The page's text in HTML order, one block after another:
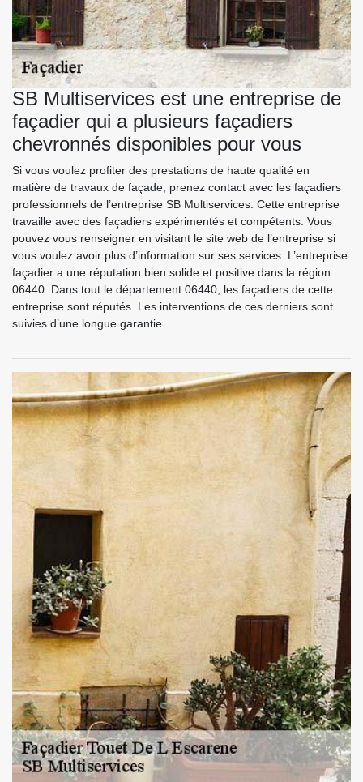
SB Multiservices est une entreprise de
façadier qui a plusieurs façadiers
chevronnés disponibles pour vous
Si vous voulez profiter des prestations de haute qualité en
matière de travaux de façade, prenez contact avec les façadiers
professionnels de l’entreprise SB Multiservices. Cette entreprise
travaille avec des façadiers expérimentés et compétents. Vous
pouvez vous renseigner en visitant le site web de l’entreprise si
vous voulez avoir plus d’information sur ses services. L’entreprise
façadier a une réputation bien solide et positive dans la région
06440. Dans tout le département 06440, les façadiers de cette
entreprise sont réputés. Les interventions de ces derniers sont
suivies d’une longue garantie.